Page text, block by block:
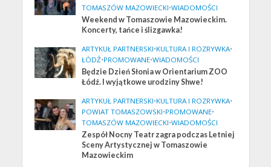
TOMASZÓW MAZOWIECKI•WIADOMOŚCI
Weekend w Tomaszowie Mazowieckim.
Koncerty, tańce i ślizgawka!
ARTYKUŁ PARTNERSKI•KULTURA I ROZRYWKA•
ŁÓDŹ•PROMOWANE•WIADOMOŚCI
Będzie Dzień Słonia w Orientarium ZOO
Łódź. I wyjątkowe urodziny Shwe!
ARTYKUŁ PARTNERSKI•KULTURA I ROZRYWKA•
POWIAT TOMASZOWSKI•PROMOWANE•
TOMASZÓW MAZOWIECKI•WIADOMOŚCI
Zespół Nocny Teatr zagra podczas Letniej
Sceny Artystycznej w Tomaszowie
Mazowieckim